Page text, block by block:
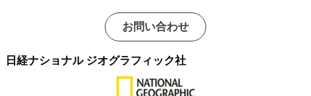
お問い合わせ
日経ナショナル ジオグラフィック社